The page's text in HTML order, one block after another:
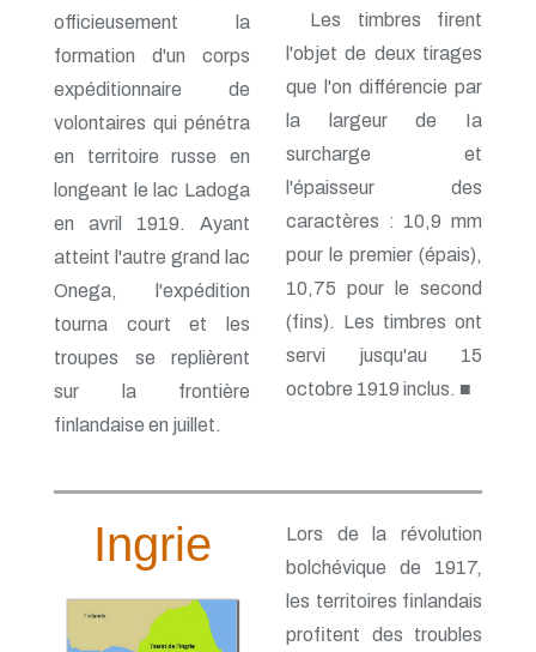
officieusement la
formation d'un corps
expéditionnaire de
volontaires qui pénétra
en territoire russe en
longeant le lac Ladoga
en avril 1919. Ayant
atteint l'autre grand lac
Onega, l'expédition
tourna court et les
troupes se replièrent
sur la frontière
finlandaise en juillet.
Les timbres firent
l'objet de deux tirages
que l'on différencie par
la largeur de Ia
surcharge et
l'épaisseur des
caractères : 10,9 mm
pour le premier (épais),
10,75 pour le second
(fins). Les timbres ont
servi jusqu'au 15
octobre 1919 inclus. ■
Ingrie
Lors de la révolution
bolchévique de 1917,
les territoires finlandais
profitent des troubles